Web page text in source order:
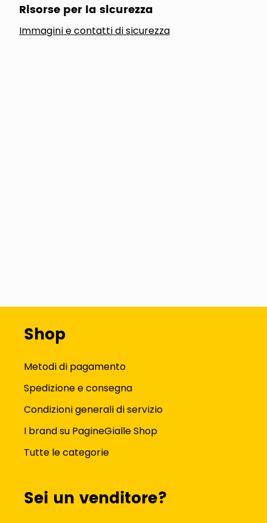
Risorse per la sicurezza
Immagini e contatti di sicurezza
Shop
Metodi di pagamento
Spedizione e consegna
Condizioni generali di servizio
I brand su PagineGialle Shop
Tutte le categorie
Sei un venditore?